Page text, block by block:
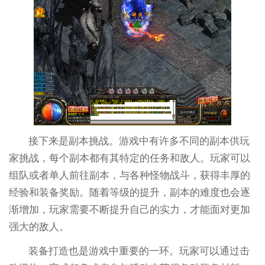
接下来是副本挑战。游戏中有许多不同的副本供玩
家挑战，每个副本都有其特定的任务和敌人。玩家可以
组队或者单人前往副本，与各种怪物战斗，获得丰厚的
经验和装备奖励。随着等级的提升，副本的难度也会逐
渐增加，玩家需要不断提升自己的实力，才能面对更加
强大的敌人。
装备打造也是游戏中重要的一环。玩家可以通过击